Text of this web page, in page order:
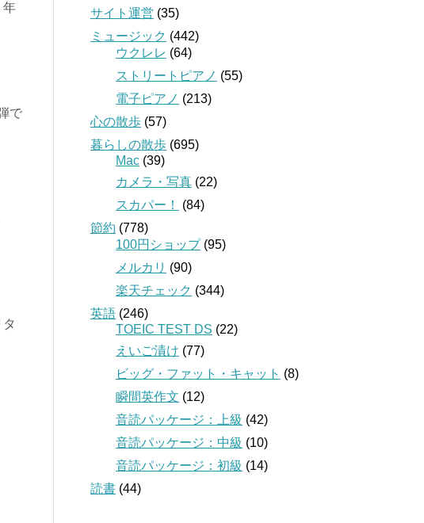
年
で
サイト運営 (35)
ミュージック (442)
ウクレレ (64)
ストリートピアノ (55)
電子ピアノ (213)
心の散歩 (57)
暮らしの散歩 (695)
Mac (39)
カメラ・写真 (22)
スカパー！
(84)
節約 (778)
100円ショップ(95)
メルカリ (90)
楽天チェック (344)
英語 (246)
TOEIC TEST DS (22)
えいご漬け (77)
ビッグ・ファット・キャット (8)
瞬間英作文 (12)
音読パッケージ：上級 (42)
音読パッケージ：中級 (10)
音読パッケージ：初級 (14)
読書 (44)